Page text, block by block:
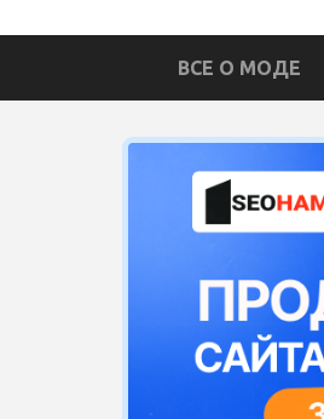
ВСЕ О МОДЕ